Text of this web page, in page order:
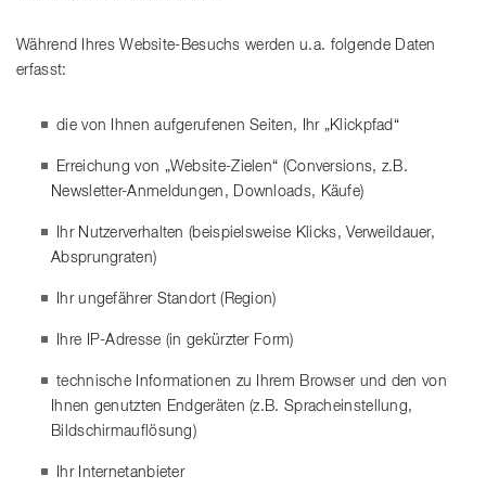
Während Ihres Website-Besuchs werden u.a. folgende Daten
erfasst:
die von Ihnen aufgerufenen Seiten, Ihr „Klickpfad“
Erreichung von „Website-Zielen“ (Conversions, z.B.
Newsletter-Anmeldungen, Downloads, Käufe)
Ihr Nutzerverhalten (beispielsweise Klicks, Verweildauer,
Absprungraten)
Ihr ungefährer Standort (Region)
Ihre IP-Adresse (in gekürzter Form)
technische Informationen zu Ihrem Browser und den von
Ihnen genutzten Endgeräten (z.B. Spracheinstellung,
Bildschirmauflösung)
Ihr Internetanbieter